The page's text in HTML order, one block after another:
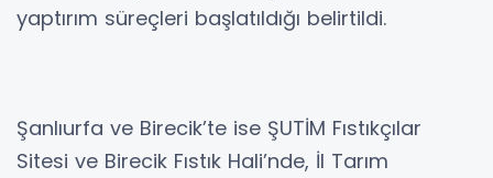
yaptırım süreçleri başlatıldığı belirtildi.
Şanlıurfa ve Birecik’te ise ŞUTİM Fıstıkçılar
Sitesi ve Birecik Fıstık Hali’nde, İl Tarım